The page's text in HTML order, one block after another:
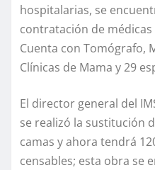
hospitalarias, se
contratación de
Cuenta con Tomógrafo,
Clínicas de Mama y 29
El director general del
se realizó la sustitución
camas y ahora tendrá
censables; esta obra se